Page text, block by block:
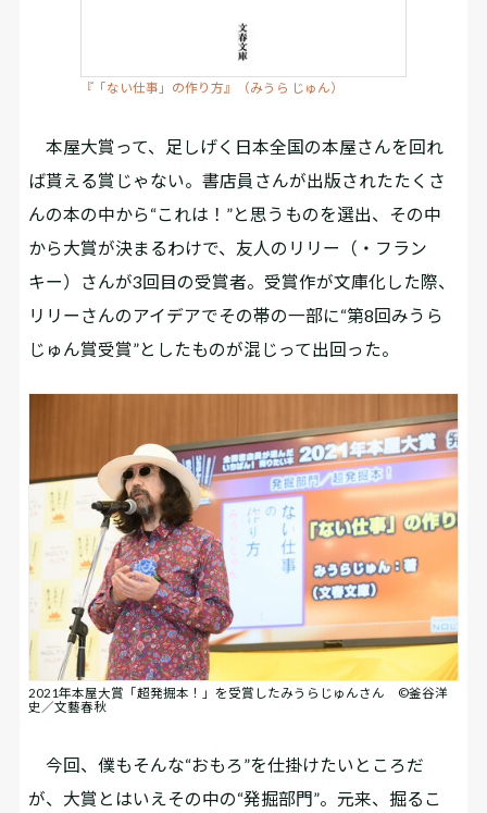
『「ない仕事」の作り方』（みうら じゅん）
本屋大賞って、足しげく日本全国の本屋さんを回れ
ば貰える賞じゃない。書店員さんが出版されたたくさ
んの本の中から“これは！”と思うものを選出、その中
から大賞が決まるわけで、友人のリリー（・フラン
キー）さんが3回目の受賞者。受賞作が文庫化した際、
リリーさんのアイデアでその帯の一部に“第8回みうら
じゅん賞受賞”としたものが混じって出回った。
2021年本屋大賞「超発掘本！」を受賞したみうらじゅんさん ©釜谷洋
史／文藝春秋
今回、僕もそんな“おもろ”を仕掛けたいところだ
が、大賞とはいえその中の“発掘部門”。元来、掘るこ